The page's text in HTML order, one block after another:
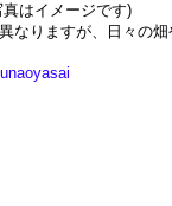
はイメージです)
なりますが、日々の